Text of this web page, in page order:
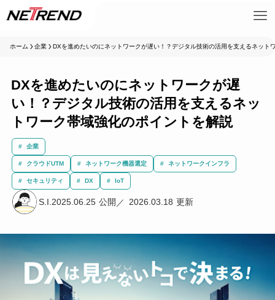
ホーム 企業 DXを進めたいのにネットワークが遅い！？デジタル技術の活用を支えるネット
DXを進めたいのにネットワークが遅
い！？デジタル技術の活用を支えるネッ
トワーク帯域強化のポイントを解説
企業
クラウドUTM ネットワーク機器選定 ネットワークインフラ
セキュリティ DX IoT
S.I. 2025.06.25 2026.03.18